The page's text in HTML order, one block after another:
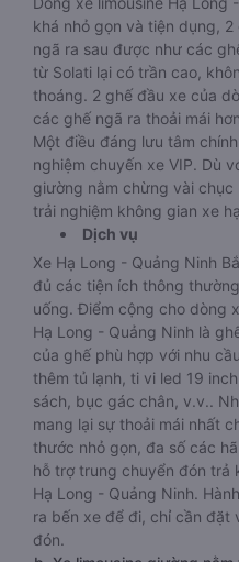
Hiện tại có 2 dòng xe
Ninh đi Bắc Ninh từ nổi
limousine độ từ xe Huyndai
Dòng xe limousine Hạ Long
khá nhỏ gọn và tiện dụng,
ngã ra sau được như các
từ Solati lại có trần cao,
thoáng. 2 ghế đầu xe của
các ghế ngã ra thoải mái
Một điều đáng lưu tâm
nghiệm chuyến xe VIP. Dù
giường nằm chừng vài chục
trải nghiệm không gian xe
Dịch vụ
Xe Hạ Long - Quảng Ninh
đủ các tiện ích thông
uống. Điểm cộng cho dòng
Hạ Long - Quảng Ninh là
của ghế phù hợp với nhu
thêm tủ lạnh, ti vi led 19
sách, bục gác chân, v.v..
mang lại sự thoải mái nhất
thước nhỏ gọn, đa số các
hỗ trợ trung chuyển đón trả